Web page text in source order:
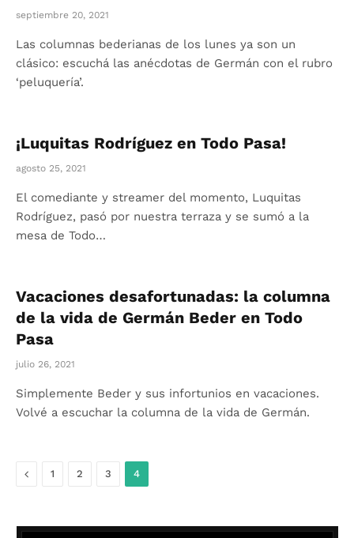
septiembre 20, 2021
Las columnas bederianas de los lunes ya son un
clásico: escuchá las anécdotas de Germán con el rubro
‘peluquería’.
¡Luquitas Rodríguez en Todo Pasa!
agosto 25, 2021
El comediante y streamer del momento, Luquitas
Rodríguez, pasó por nuestra terraza y se sumó a la
mesa de Todo…
Vacaciones desafortunadas: la columna
de la vida de Germán Beder en Todo
Pasa
julio 26, 2021
Simplemente Beder y sus infortunios en vacaciones.
Volvé a escuchar la columna de la vida de Germán.
Anterior
1 2 3 4